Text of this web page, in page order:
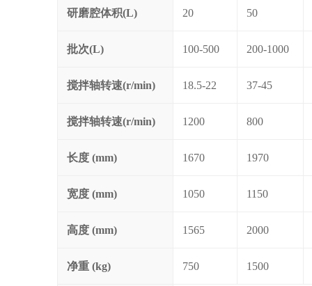
研磨腔体积(L) 20 50
批次(L) 100-500 200-1000
搅拌轴转速(r/min) 18.5-22 37-45
搅拌轴转速(r/min) 1200 800
长度 (mm) 1670 1970
宽度 (mm) 1050 1150
高度 (mm) 1565 2000
净重 (kg) 750 1500